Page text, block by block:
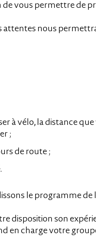
vous permettre de
nous
à vélo, la distance
;
de route ;
le programme de
disposition son
en charge votre